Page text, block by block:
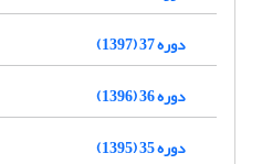
دوره 37 (1397)
دوره 36 (1396)
دوره 35 (1395)